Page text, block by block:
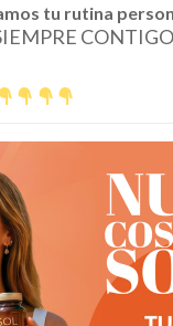
tu rutina
CONTIGO